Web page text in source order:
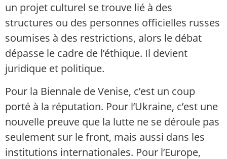
un projet culturel se trouve lié à des
structures ou des personnes officielles russes
soumises à des restrictions, alors le débat
dépasse le cadre de l’éthique. Il devient
juridique et politique.
Pour la Biennale de Venise, c’est un coup
porté à la réputation. Pour l’Ukraine, c’est une
nouvelle preuve que la lutte ne se déroule pas
seulement sur le front, mais aussi dans les
institutions internationales. Pour l’Europe,